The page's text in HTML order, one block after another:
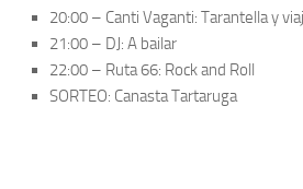
20:00 – Canti Vaganti: Tarantella y
21:00 – DJ: A bailar
22:00 – Ruta 66: Rock and Roll
SORTEO: Canasta Tartaruga